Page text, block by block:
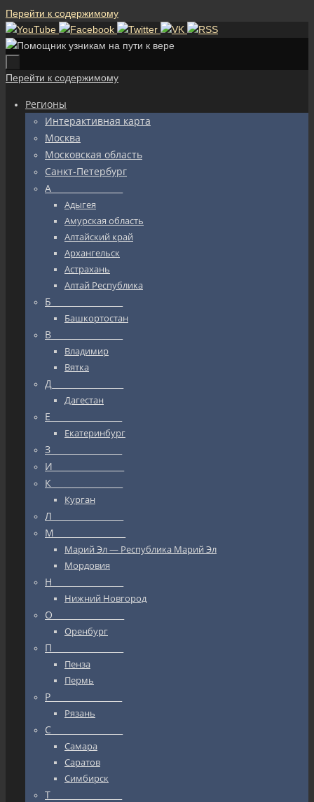
Перейти к содержимому
Перейти к содержимому
Регионы
Интерактивная карта
Москва
Московская область
Санкт-Петербург
А_________________
Адыгея
Амурская область
Алтайский край
Архангельск
Астрахань
Алтай Республика
Б_________________
Башкортостан
В_________________
Владимир
Вятка
Д_________________
Дагестан
Е_________________
Екатеринбург
З_________________
И_________________
К_________________
Курган
Л_________________
М_________________
Марий Эл — Республика Марий Эл
Мордовия
Н_________________
Нижний Новгород
О_________________
Оренбург
П_________________
Пенза
Пермь
Р_________________
Рязань
С_________________
Самара
Саратов
Симбирск
Т_________________